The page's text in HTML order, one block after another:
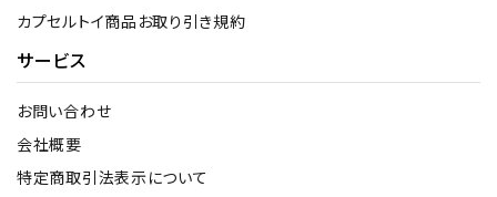
カプセルトイ商品お取り引き規約
サービス
お問い合わせ
会社概要
特定商取引法表示について